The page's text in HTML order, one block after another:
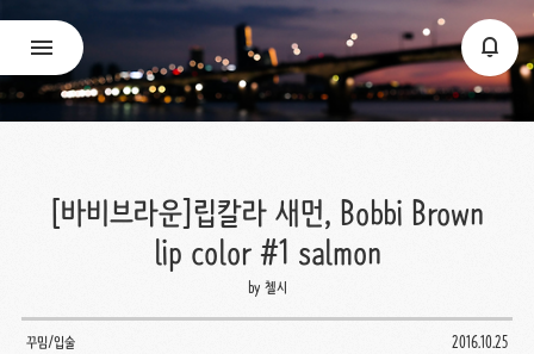
[바비브라운]립칼라 새먼, Bobbi Brown
lip color #1 salmon
by 첼시
꾸밈/입술 2016.10.25